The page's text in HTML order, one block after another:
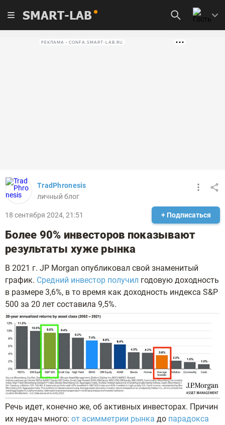
SMART-LAB
РЕКЛАМА • CONFA.SMART-LAB.RU
TradPhronesis
личный блог
18 сентября 2024, 21:51 + Подписаться
Более 90% инвесторов показывают
результаты хуже рынка
В 2021 г. JP Morgan опубликовал свой знаменитый
график. Средний инвестор получил годовую доходность
в размере 3,6%, в то время как доходность индекса S&P
500 за 20 лет составила 9,5%.
Речь идет, конечно же, об активных инвесторах. Причин
их неудач много: от асимметрии рынка до парадокса